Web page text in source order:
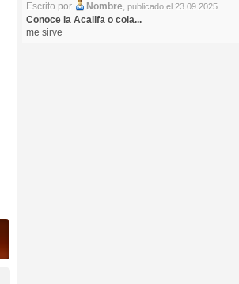
Escrito por
Nombre, publicado el 23.09.2025
Conoce la Acalifa o cola...
me sirve